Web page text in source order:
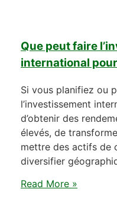
Que peut faire
international
Si vous planifiez ou
l’investissement
d’obtenir des
élevés, de
mettre des actifs de
diversifier
Read More »